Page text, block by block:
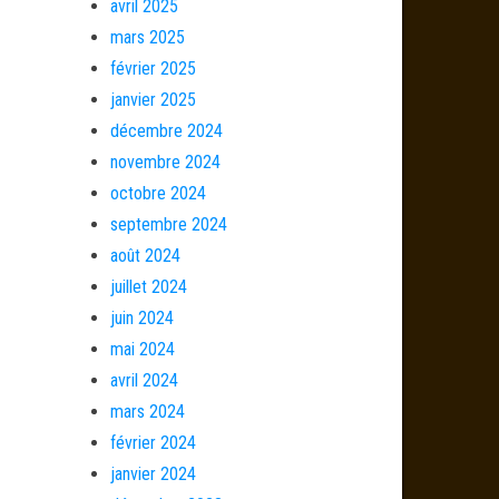
avril 2025
mars 2025
février 2025
janvier 2025
décembre 2024
novembre 2024
octobre 2024
septembre 2024
août 2024
juillet 2024
juin 2024
mai 2024
avril 2024
mars 2024
février 2024
janvier 2024